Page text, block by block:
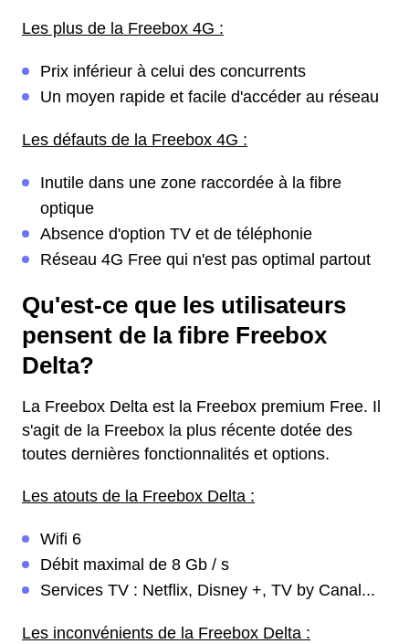
Les plus de la Freebox 4G :
Prix inférieur à celui des concurrents
Un moyen rapide et facile d'accéder au réseau
Les défauts de la Freebox 4G :
Inutile dans une zone raccordée à la fibre
optique
Absence d'option TV et de téléphonie
Réseau 4G Free qui n'est pas optimal partout
Qu'est-ce que les utilisateurs
pensent de la fibre Freebox
Delta?
La Freebox Delta est la Freebox premium Free. Il
s'agit de la Freebox la plus récente dotée des
toutes dernières fonctionnalités et options.
Les atouts de la Freebox Delta :
Wifi 6
Débit maximal de 8 Gb / s
Services TV : Netflix, Disney +, TV by Canal...
Les inconvénients de la Freebox Delta :